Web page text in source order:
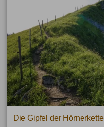
Die Gipfel der Hörnerkette